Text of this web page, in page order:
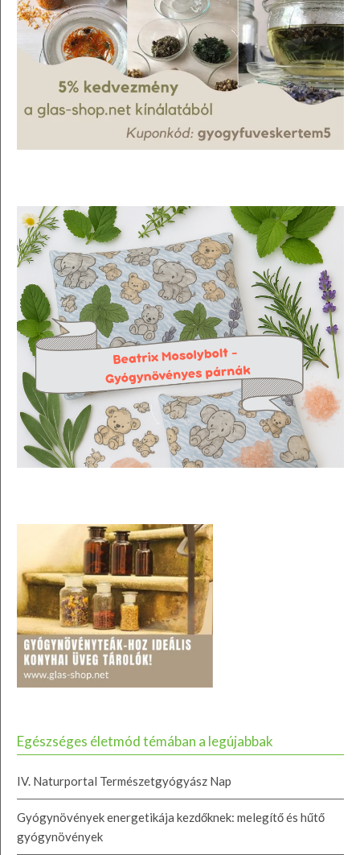
Egészséges életmód témában a legújabbak
IV. Naturportal Természetgyógyász Nap
Gyógynövények energetikája kezdőknek: melegítő és hűtő
gyógynövények